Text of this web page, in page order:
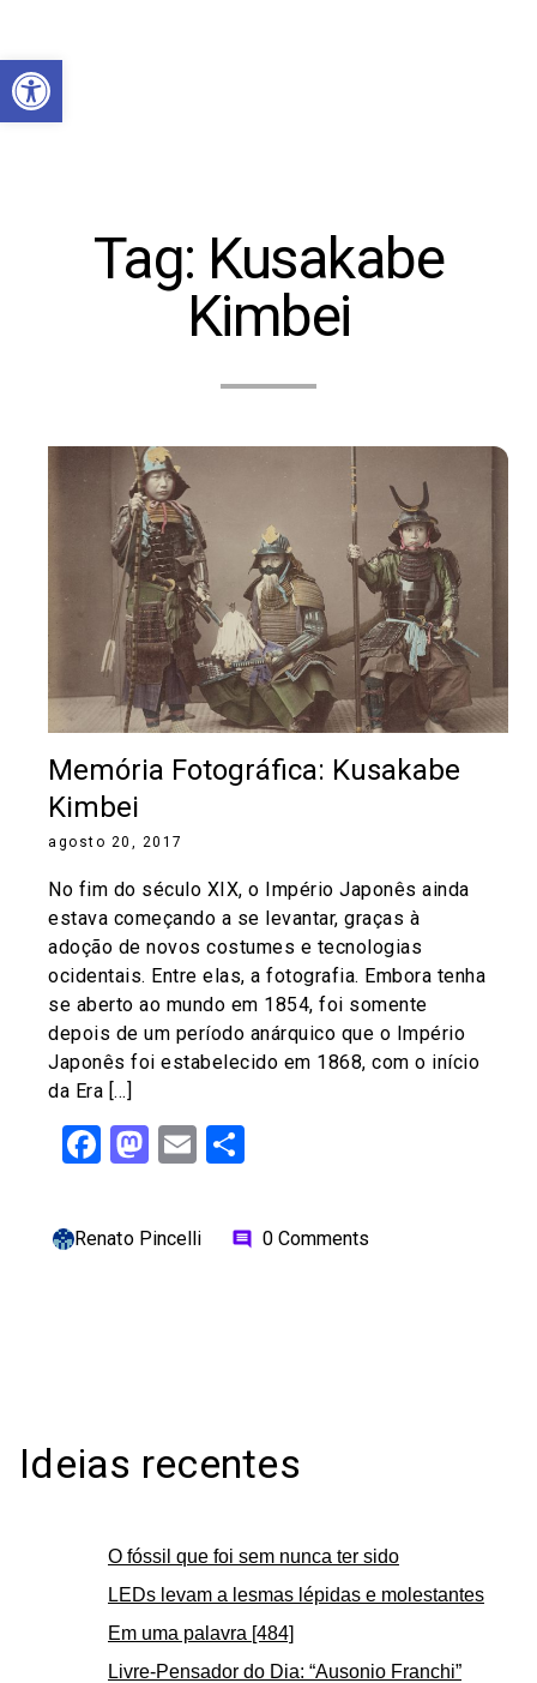
Abrir a barra de ferramentas
Tag: Kusakabe
Kimbei
Memória Fotográfica: Kusakabe
Kimbei
agosto 20, 2017
No fim do século XIX, o Império Japonês ainda
estava começando a se levantar, graças à
adoção de novos costumes e tecnologias
ocidentais. Entre elas, a fotografia. Embora tenha
se aberto ao mundo em 1854, foi somente
depois de um período anárquico que o Império
Japonês foi estabelecido em 1868, com o início
da Era […]
Facebook
Mastodon
Email
Renato Pincelli comment 0 Comments
Ideias recentes
O fóssil que foi sem nunca ter sido
LEDs levam a lesmas lépidas e molestantes
Em uma palavra [484]
Livre-Pensador do Dia: “Ausonio Franchi”